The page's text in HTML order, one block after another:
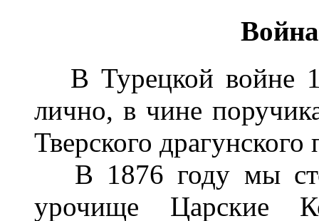
В Турецкой войне
лично, в чине
Тверского драгунского
В 1876 году мы
урочище Царские